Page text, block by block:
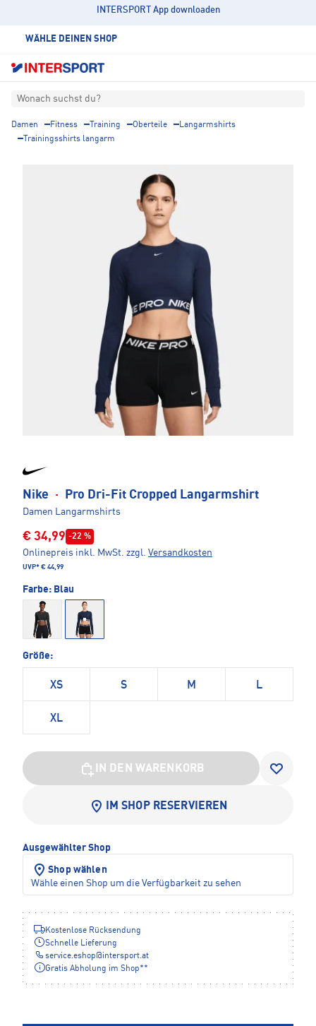
INTERSPORT App downloaden
WÄHLE DEINEN SHOP
Wonach suchst du?
Damen Fitness Training Oberteile
Langarmshirts
Trainingsshirts langarm
Nike · Pro Dri-Fit Cropped Langarmshirt
Damen Langarmshirts
€ 34,99 -22 %
Onlinepreis inkl. MwSt. zzgl. Versandkosten
UVP* € 44,99
Farbe: Blau
Größe:
XS S M L
XL
IN DEN WARENKORB
IM SHOP RESERVIEREN
Ausgewählter Shop
Shop wählen
Wähle einen Shop um die Verfügbarkeit zu sehen
Kostenlose Rücksendung
Schnelle Lieferung
service.eshop@ intersport.at
Gratis Abholung im Shop**